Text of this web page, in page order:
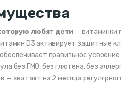
любят дети — витаминки
D3 активирует защитные
правильное
без ГМО, без глютена, без
— хватает на 2 месяца